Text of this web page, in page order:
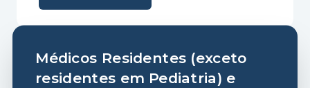
Médicos Residentes (exceto
residentes em Pediatria) e